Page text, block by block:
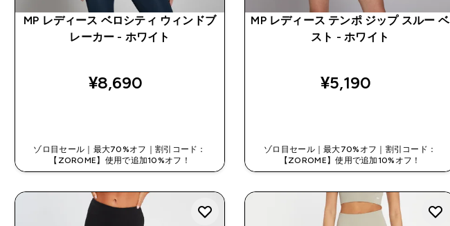
MP レディース ベロシティ ウィンドブ
レーカー - ホワイト
¥8,690‎
ゾロ目セール｜最大70%オフ｜割引コード：
【ZOROME】使用で追加10%オフ！
MP レディース テンポ ジップ スルー ベ
スト - ホワイト
¥5,190‎
ゾロ目セール｜最大70%オフ｜割引コード：
【ZOROME】使用で追加10%オフ！